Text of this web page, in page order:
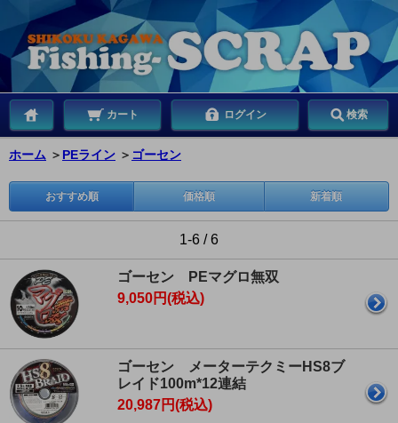
カート ログイン 検索
ホーム ＞ PEライン ＞ ゴーセン
おすすめ順 価格順 新着順
1-6 / 6
ゴーセン PEマグロ無双
9,050円(税込)
ゴーセン メーターテクミーHS8ブ
レイド100m*12連結
20,987円(税込)